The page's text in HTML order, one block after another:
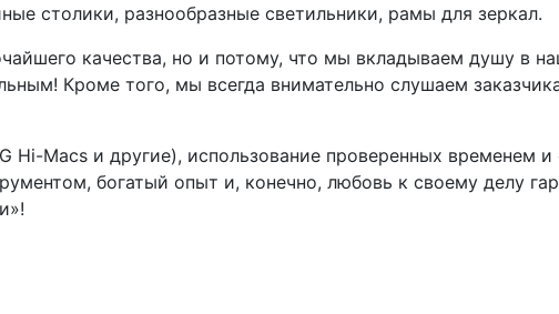
столики, разнообразные светильники, рамы для зеркал.
качества, но и потому, что мы вкладываем душу в
Кроме того, мы всегда внимательно слушаем
Macs и другие), использование проверенных временем
богатый опыт и, конечно, любовь к своему делу